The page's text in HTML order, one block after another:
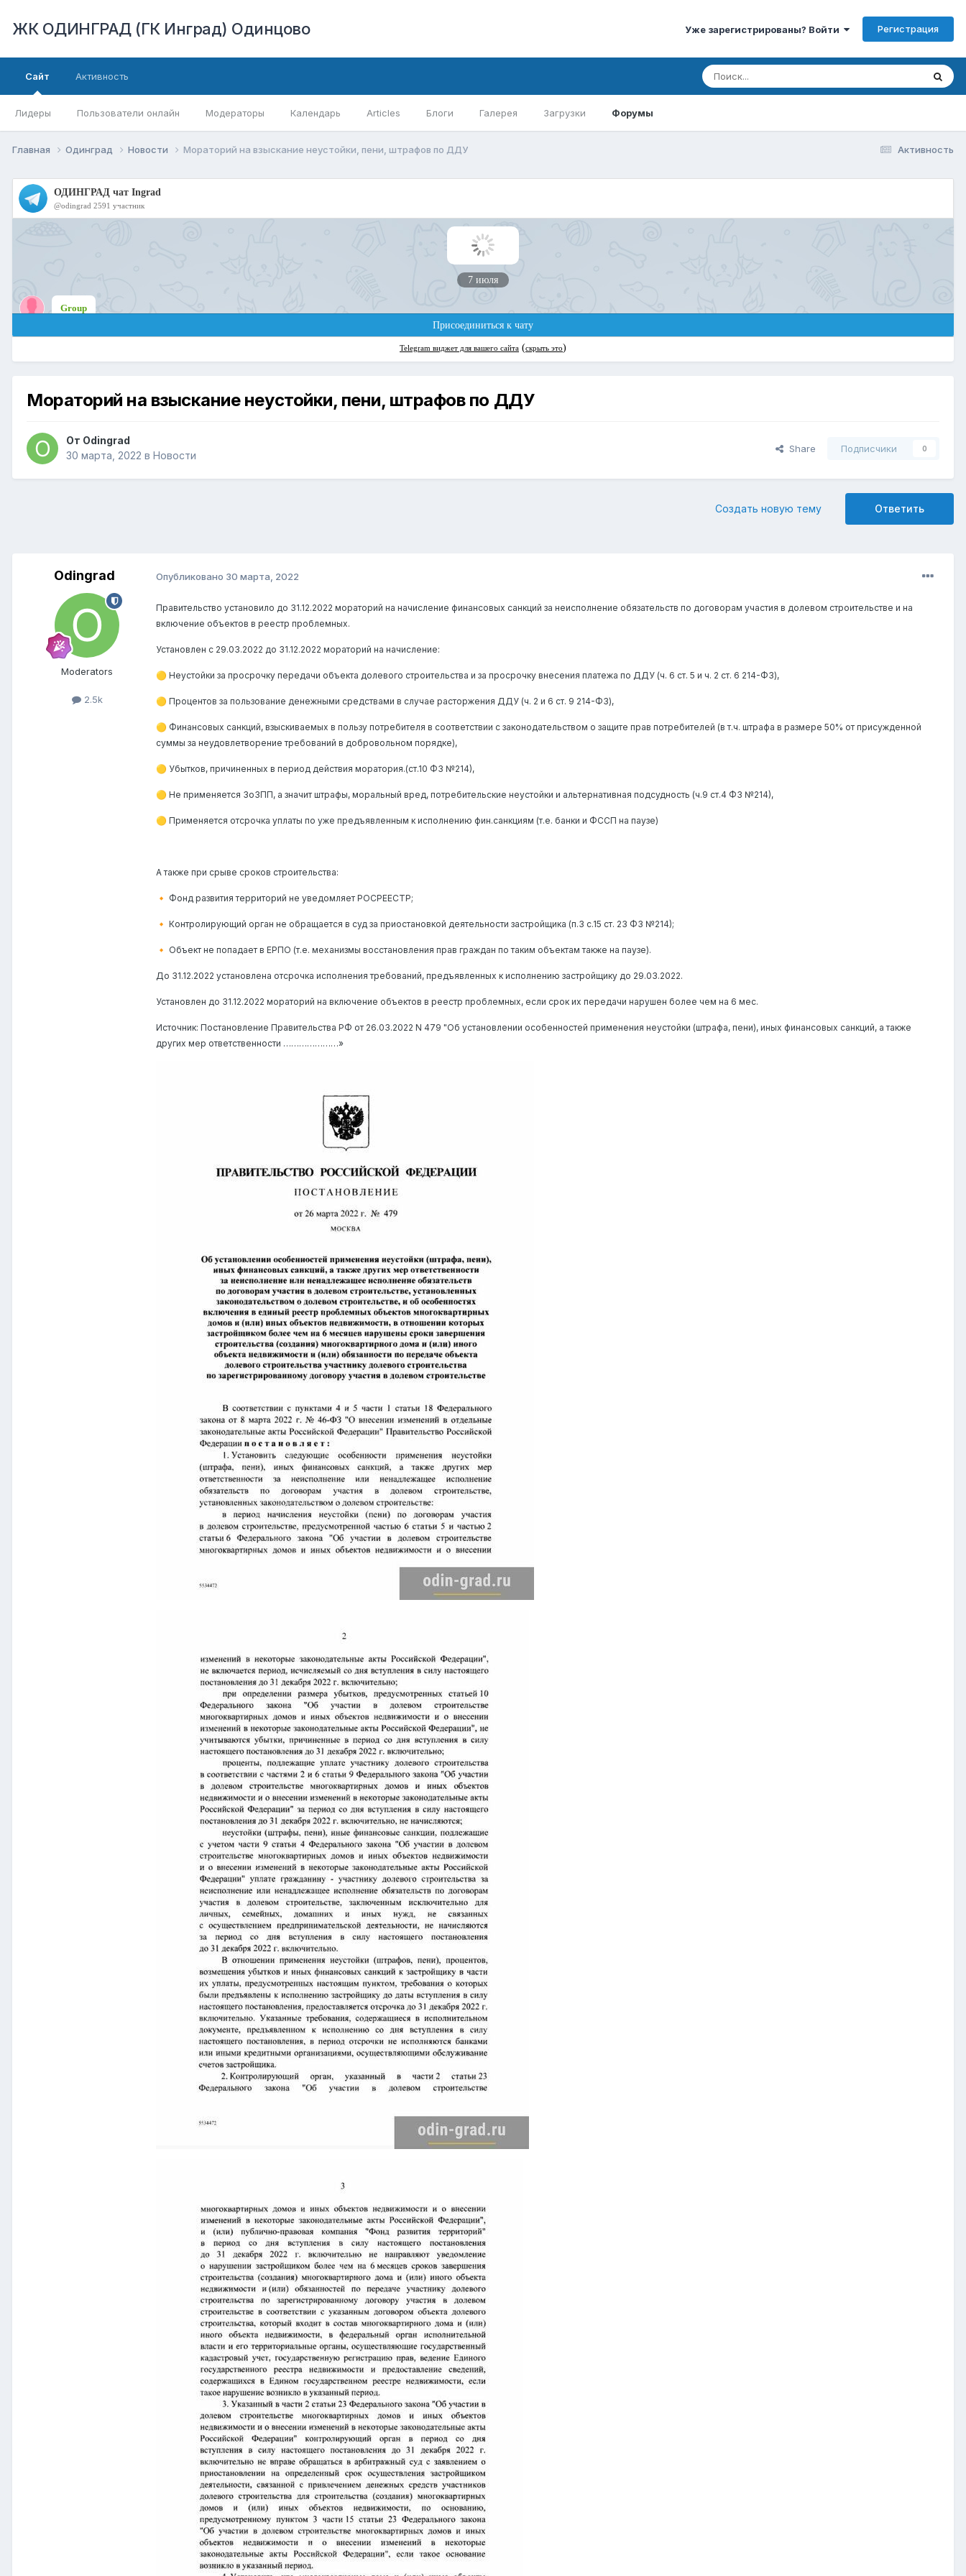
ЖК ОДИНГРАД (ГК Инград) Одинцово Уже зарегистрированы? Войти Регистрация
Сайт
Лидеры Пользователи онлайн Модераторы Календарь Articles Блоги Галерея Загрузки Форумы
Активность
Активность
Главная Одинград Новости Мораторий на взыскание неустойки, пени, штрафов по ДДУ
Мораторий на взыскание неустойки, пени, штрафов по ДДУ
От Odingrad
30 марта, 2022 в Новости
Share Подписчики 0
Ответить
Создать новую тему
Odingrad
Moderators
2.5k
Опубликовано 30 марта, 2022
Правительство установило до 31.12.2022 мораторий на начисление финансовых санкций за неисполнение обязательств по договорам участия в долевом строительстве и на
включение объектов в реестр проблемных.
Установлен с 29.03.2022 до 31.12.2022 мораторий на начисление:
🟡 Неустойки за просрочку передачи объекта долевого строительства и за просрочку внесения платежа по ДДУ (ч. 6 ст. 5 и ч. 2 ст. 6 214-ФЗ),
🟡 Процентов за пользование денежными средствами в случае расторжения ДДУ (ч. 2 и 6 ст. 9 214-ФЗ),
🟡 Финансовых санкций, взыскиваемых в пользу потребителя в соответствии с законодательством о защите прав потребителей (в т.ч. штрафа в размере 50% от присужденной
суммы за неудовлетворение требований в добровольном порядке),
🟡 Убытков, причиненных в период действия моратория.(ст.10 ФЗ №214),
🟡 Не применяется ЗоЗПП, а значит штрафы, моральный вред, потребительские неустойки и альтернативная подсудность (ч.9 ст.4 ФЗ №214),
🟡 Применяется отсрочка уплаты по уже предъявленным к исполнению фин.санкциям (т.е. банки и ФССП на паузе)
А также при срыве сроков строительства:
🔸 Фонд развития территорий не уведомляет РОСРЕЕСТР;
🔸 Контролирующий орган не обращается в суд за приостановкой деятельности застройщика (п.3 с.15 ст. 23 ФЗ №214);
🔸 Объект не попадает в ЕРПО (т.е. механизмы восстановления прав граждан по таким объектам также на паузе).
До 31.12.2022 установлена отсрочка исполнения требований, предъявленных к исполнению застройщику до 29.03.2022.
Установлен до 31.12.2022 мораторий на включение объектов в реестр проблемных, если срок их передачи нарушен более чем на 6 мес.
Источник: Постановление Правительства РФ от 26.03.2022 N 479 "Об установлении особенностей применения неустойки (штрафа, пени), иных финансовых санкций, а также
других мер ответственности …………………»